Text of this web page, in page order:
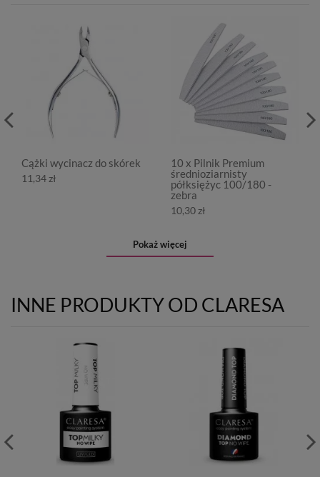
Cążki wycinacz do skórek
11,34 zł
10 x Pilnik Premium
średnioziarnisty
półksiężyc 100/180 -
zebra
10,30 zł
Pokaż więcej
INNE PRODUKTY OD CLARESA